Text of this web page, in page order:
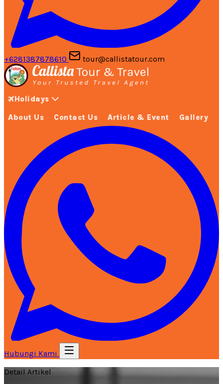
+6281387878610 tour@callistatour.com
Holidays
About Us Contact Us Article & Event Gallery
Hubungi Kami
Detail Artikel